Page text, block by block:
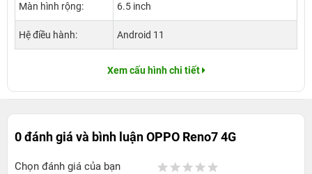
Màn hình rộng: 6.5 inch
Hệ điều hành: Android 11
Xem cấu hình chi tiết
0 đánh giá và bình luậnOPPO Reno7 4G
Chọn đánh giá của bạn